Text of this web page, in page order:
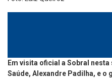
Em visita oficial a Sobral
Saúde, Alexandre Padilha, e o